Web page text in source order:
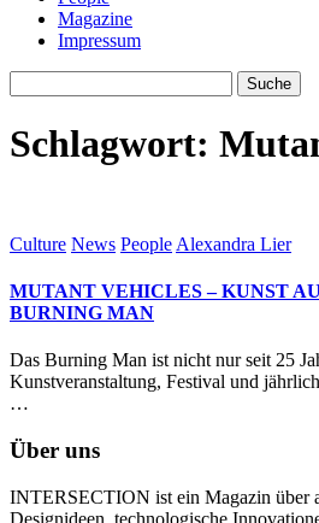
Magazine
Impressum
Schlagwort:
Culture News People Alexandra Lier
MUTANT VEHICLES – KUNST
BURNING MAN
Das Burning Man ist nicht nur seit 25
Kunstveranstaltung, Festival und
…
Über uns
INTERSECTION ist ein Magazin über
Designideen, technologische